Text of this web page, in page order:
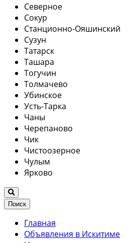
Северное
Сокур
Станционно-Ояшинский
Сузун
Татарск
Ташара
Тогучин
Толмачево
Убинское
Усть-Тарка
Чаны
Черепаново
Чик
Чистоозерное
Чулым
Ярково
Поиск
Главная
Объявления в Искитиме